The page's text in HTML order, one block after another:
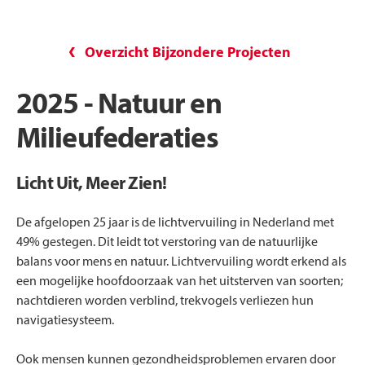
Overzicht Bijzondere Projecten
2025 - Natuur en
Milieufederaties
Licht Uit, Meer Zien!
De afgelopen 25 jaar is de lichtvervuiling in Nederland met
49% gestegen. Dit leidt tot verstoring van de natuurlijke
balans voor mens en natuur. Lichtvervuiling wordt erkend als
een mogelijke hoofdoorzaak van het uitsterven van soorten;
nachtdieren worden verblind, trekvogels verliezen hun
navigatiesysteem.
Ook mensen kunnen gezondheidsproblemen ervaren door